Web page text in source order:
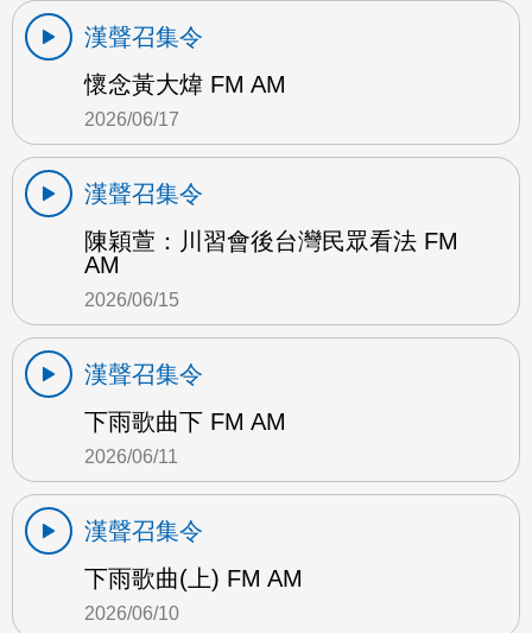
漢聲召集令
懷念黃大煒 FM AM
2026/06/17
漢聲召集令
陳穎萱：川習會後台灣民眾看法 FM
AM
2026/06/15
漢聲召集令
下雨歌曲下 FM AM
2026/06/11
漢聲召集令
下雨歌曲(上) FM AM
2026/06/10